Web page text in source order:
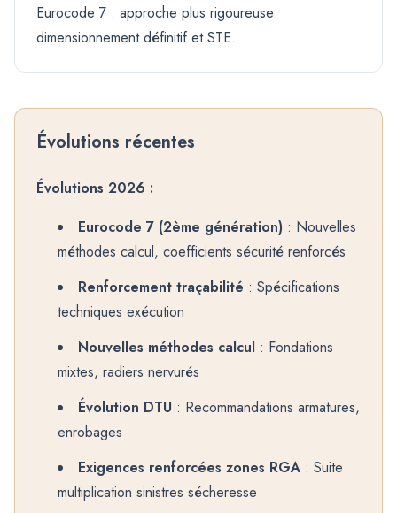
Eurocode 7 : approche plus rigoureuse
dimensionnement définitif et STE.
Évolutions récentes
Évolutions 2026 :
Eurocode 7 (2ème génération) : Nouvelles
méthodes calcul, coefficients sécurité renforcés
Renforcement traçabilité : Spécifications
techniques exécution
Nouvelles méthodes calcul : Fondations
mixtes, radiers nervurés
Évolution DTU : Recommandations armatures,
enrobages
Exigences renforcées zones RGA : Suite
multiplication sinistres sécheresse